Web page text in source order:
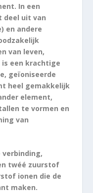
In een
deel uit van
en andere
van leven,
is een krachtige
geïoniseerde
heel gemakkelijk
element,
te vormen en
van
verbinding,
twéé zuurstof
ionen die de
maken.